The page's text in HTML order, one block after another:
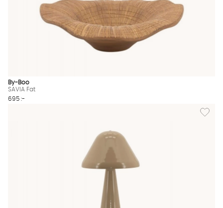
By-Boo
SAVIA Fat
695 :-
Lägg